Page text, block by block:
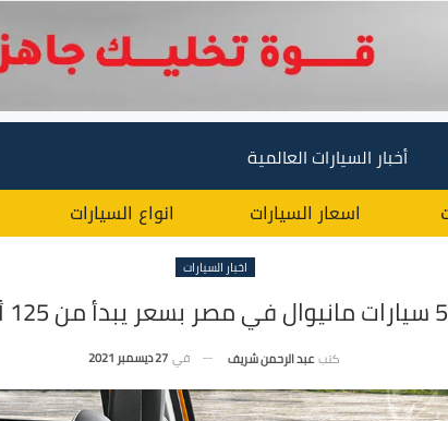
أخبار السيارات العالمية
اسعار السيارات انواع السيارات
اخبار السيارات
كتب عبد الرحمن شريف في 27 ديسمبر 2021